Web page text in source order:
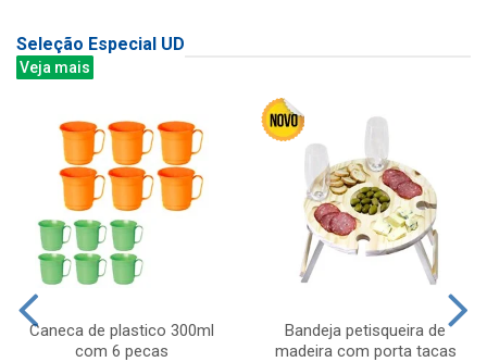
Seleção Especial UD
Veja mais
Caneca de plastico 300ml
com 6 pecas
Bandeja petisqueira de
madeira com porta tacas